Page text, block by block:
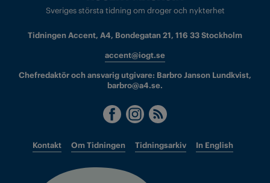
Sveriges största tidning om droger och nykterhet
Tidningen Accent, A4, Bondegatan 21, 116 33 Stockholm
accent@iogt.se
Chefredaktör och ansvarig utgivare: Barbro Janson Lundkvist,
barbro@a4.se.
Kontakt Om Tidningen Tidningsarkiv In English